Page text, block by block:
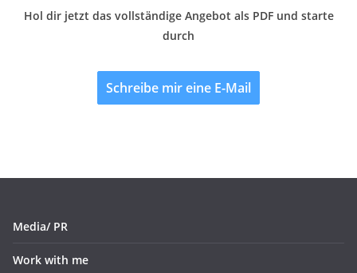
Hol dir jetzt das vollständige Angebot als PDF und starte
durch
Schreibe mir eine E-Mail
Media/ PR
Work with me